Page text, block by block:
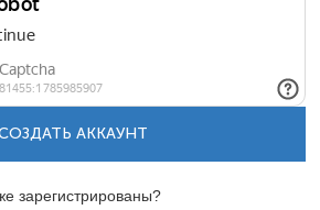
АККАУНТ
зарегистрированы?